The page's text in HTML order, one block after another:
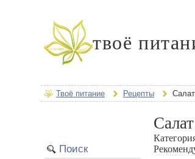
твоё
Твоё питание Рецепты
Поиск